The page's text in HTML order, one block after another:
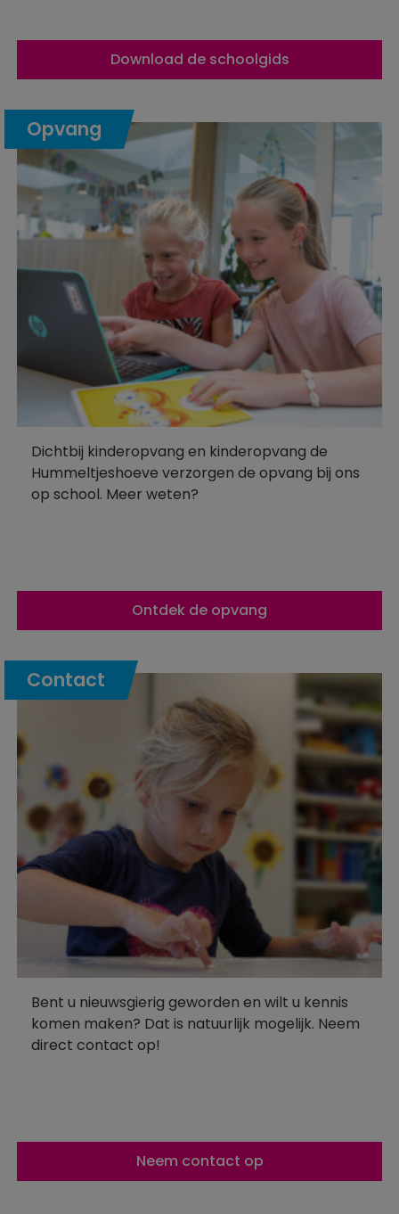
Download de schoolgids
Opvang
Dichtbij kinderopvang en kinderopvang de
Hummeltjeshoeve verzorgen de opvang bij ons
op school. Meer weten?
Ontdek de opvang
Contact
Bent u nieuwsgierig geworden en wilt u kennis
komen maken? Dat is natuurlijk mogelijk. Neem
direct contact op!
Neem contact op